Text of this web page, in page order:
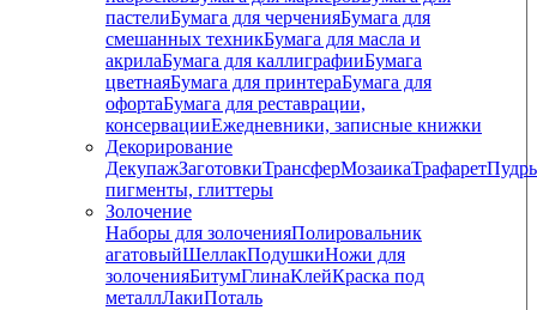
пастелиБумага для черченияБумага для
смешанных техникБумага для масла и
акрилаБумага для каллиграфииБумага
цветнаяБумага для принтераБумага для
офортаБумага для реставрации,
консервацииЕжедневники, записные книжки
Декорирование
ДекупажЗаготовкиТрансферМозаикаТрафарет
пигменты, глиттеры
Золочение
Наборы для золоченияПолировальник
агатовыйШеллакПодушкиНожи для
золоченияБитумГлинаКлейКраска под
металлЛакиПоталь